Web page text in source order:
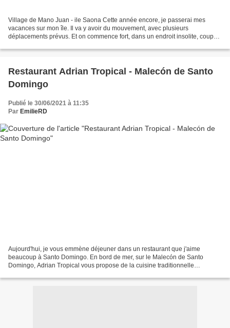
Village de Mano Juan - ile Saona Cette année encore, je passerai mes
vacances sur mon île. Il va y avoir du mouvement, avec plusieurs
déplacements prévus. Et on commence fort, dans un endroit insolite, coupé
Restaurant Adrian Tropical - Malecón de Santo
Domingo
Publié le 30/06/2021 à 11:35
Par EmilieRD
Aujourd'hui, je vous emmène déjeuner dans un restaurant que j'aime
beaucoup à Santo Domingo. En bord de mer, sur le Malecón de Santo
Domingo, Adrian Tropical vous propose de la cuisine traditionnelle